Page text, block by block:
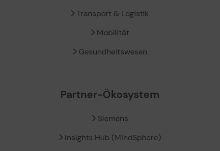
Transport & Logistik
Mobilität
Gesundheitswesen
Partner-Ökosystem
Siemens
Insights Hub (MindSphere)